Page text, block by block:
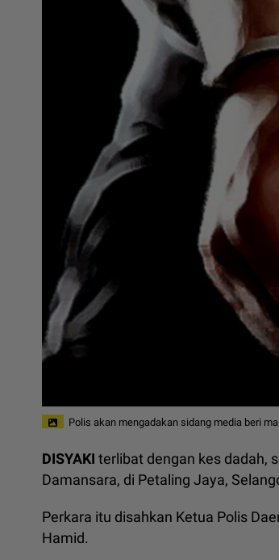
Polis akan mengadakan sidang media beri
DISYAKI terlibat dengan kes dadah,
Damansara, di Petaling Jaya,
Perkara itu disahkan Ketua Polis
Hamid.